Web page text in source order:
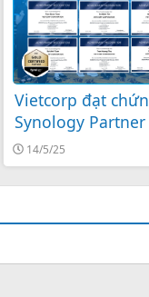
Vietcorp đạt
Synology
Insight Review
14/5/25